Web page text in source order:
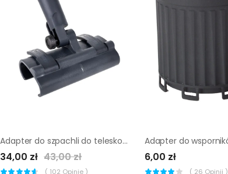
Adapter do szpachli do teleskopu COMENSAL
34,00 zł 43,00 zł
( 102 Opinie )
6,00 zł
( 26 Opinii )